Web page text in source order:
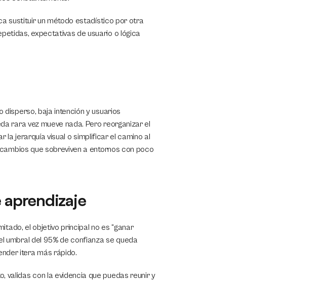
sustituir un método estadístico por otra
expectativas de usuario o lógica
baja intención y usuarios
rara vez mueve nada. Pero reorganizar el
la jerarquía visual o simplificar el camino al
que sobreviven a entornos con poco
el objetivo principal no es “ganar
umbral del 95% de confianza se queda
itera más rápido.
validas con la evidencia que puedas reunir y